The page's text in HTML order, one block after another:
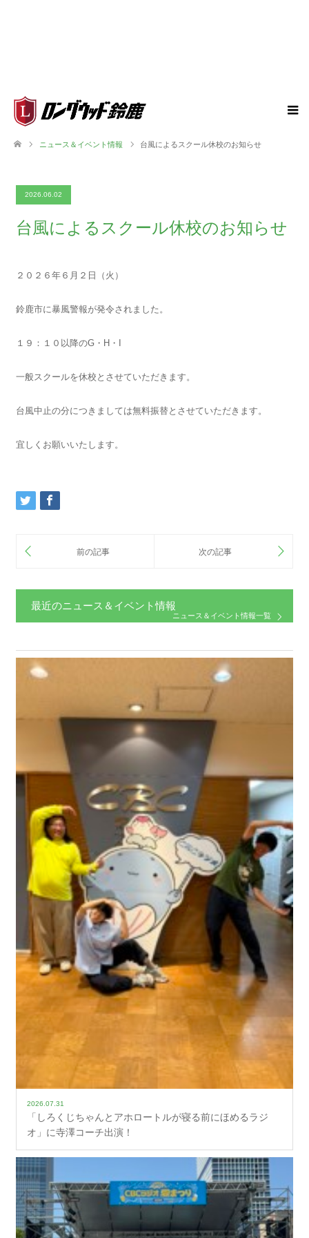
ニュース＆イベント情報 台風によるスクール休校のお知らせ
2026.06.02
台風によるスクール休校のお知らせ
２０２６年６月２日（火）
鈴鹿市に暴風警報が発令されました。
１９：１０以降のG・H・I
一般スクールを休校とさせていただきます。
台風中止の分につきましては無料振替とさせていただきます。
宜しくお願いいたします。
最近のニュース＆イベント情報
ニュース＆イベント情報一覧
2026.07.31
「しろくじちゃんとアホロートルが寝る前にほめるラジ
オ」に寺澤コーチ出演！